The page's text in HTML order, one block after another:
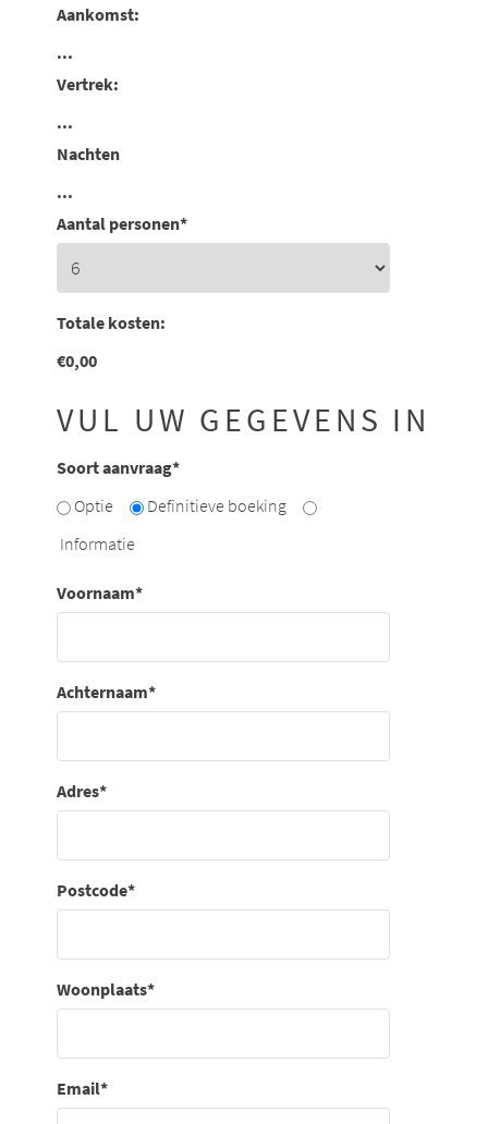
Aankomst:
...
Vertrek:
...
Nachten
...
Aantal personen*
Totale kosten:
€0,00
VUL UW GEGEVENS IN
Soort aanvraag*
Optie
Definitieve boeking
Informatie
Voornaam*
Achternaam*
Adres*
Postcode*
Woonplaats*
Email*